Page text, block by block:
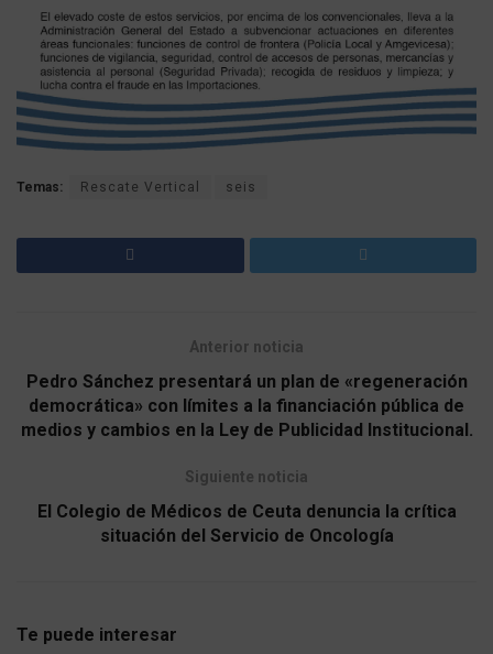
Temas: Rescate Vertical seis
Anterior noticia
Pedro Sánchez presentará un plan de «regeneración
democrática» con límites a la financiación pública de
medios y cambios en la Ley de Publicidad Institucional.
Siguiente noticia
El Colegio de Médicos de Ceuta denuncia la crítica
situación del Servicio de Oncología
Te puede interesar